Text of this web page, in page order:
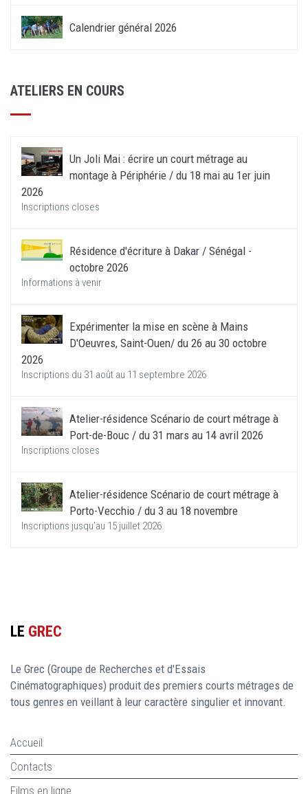
Calendrier général 2026
ATELIERS EN COURS
Un Joli Mai : écrire un court métrage au
montage à Périphérie / du 18 mai au 1er juin
2026
Inscriptions closes
Résidence d'écriture à Dakar / Sénégal -
octobre 2026
Informations à venir
Expérimenter la mise en scène à Mains
D'Oeuvres, Saint-Ouen/ du 26 au 30 octobre
2026
Inscriptions du 31 août au 11 septembre 2026
Atelier-résidence Scénario de court métrage à
Port-de-Bouc / du 31 mars au 14 avril 2026
Inscriptions closes
Atelier-résidence Scénario de court métrage à
Porto-Vecchio / du 3 au 18 novembre
Inscriptions jusqu'au 15 juillet 2026
LE GREC
Le Grec (Groupe de Recherches et d'Essais
Cinématographiques) produit des premiers courts métrages de
tous genres en veillant à leur caractère singulier et innovant.
Accueil
Contacts
Films en ligne